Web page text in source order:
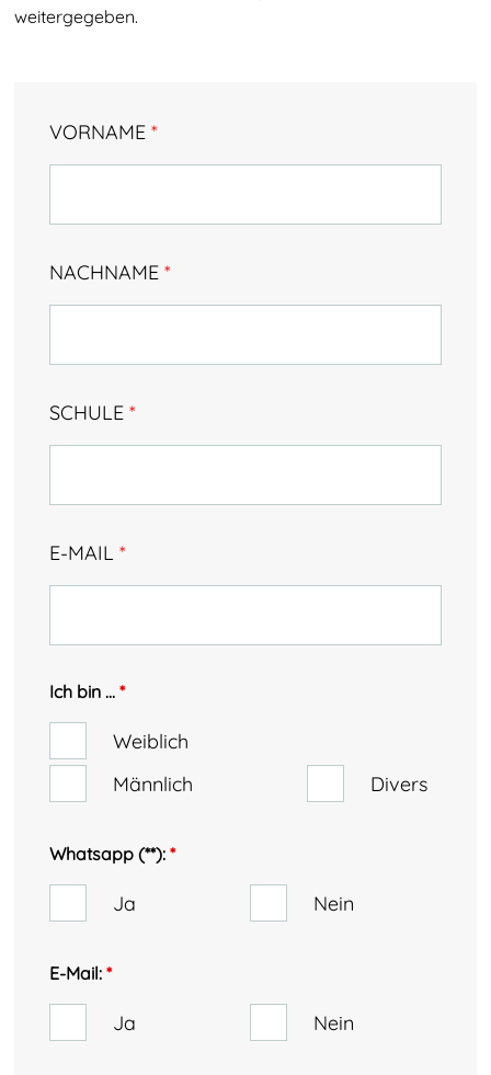
Kontakt
weitergegeben.
VORNAME*
NACHNAME*
SCHULE*
E-MAIL*
Ich bin ...*
Weiblich
Männlich
Divers
Whatsapp (**):*
Ja Nein
E-Mail:*
Ja Nein